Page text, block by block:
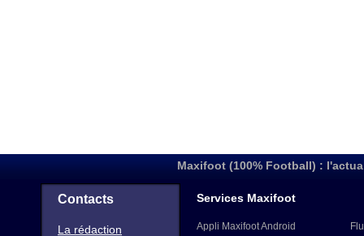
Maxifoot (100% Football) :
Contacts
La rédaction
Services Maxifoot
Appli Maxifoot Android